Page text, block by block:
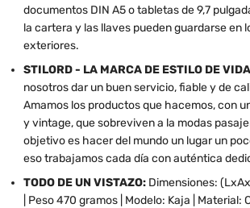
documentos DIN A5 o tabletas de 9,7
la cartera y las llaves pueden guardarse en
exteriores.
STILORD - LA MARCA DE ESTILO DE
nosotros dar un buen servicio, fiable y de
Amamos los productos que hacemos, con
y vintage, que sobreviven a la modas
objetivo es hacer del mundo un lugar un
eso trabajamos cada día con auténtica
TODO DE UN VISTAZO: Dimensiones:
| Peso 470 gramos | Modelo: Kaja | Material: